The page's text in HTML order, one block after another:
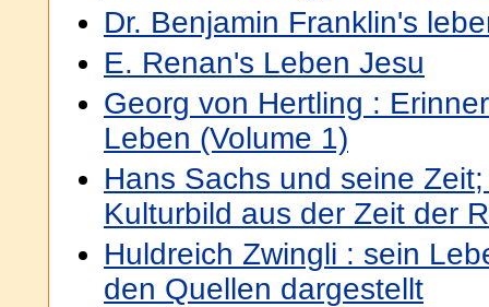
Dr. Benjamin Franklin's
E. Renan's Leben Jesu
Georg von Hertling :
Leben (Volume 1)
Hans Sachs und seine
Kulturbild aus der Zeit der
Huldreich Zwingli : sein
den Quellen dargestellt